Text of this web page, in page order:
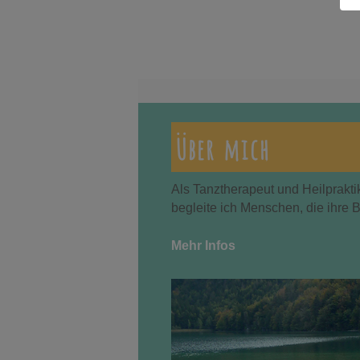
Über mich
Als Tanztherapeut und
begleite ich Menschen, die ihre
Mehr Infos